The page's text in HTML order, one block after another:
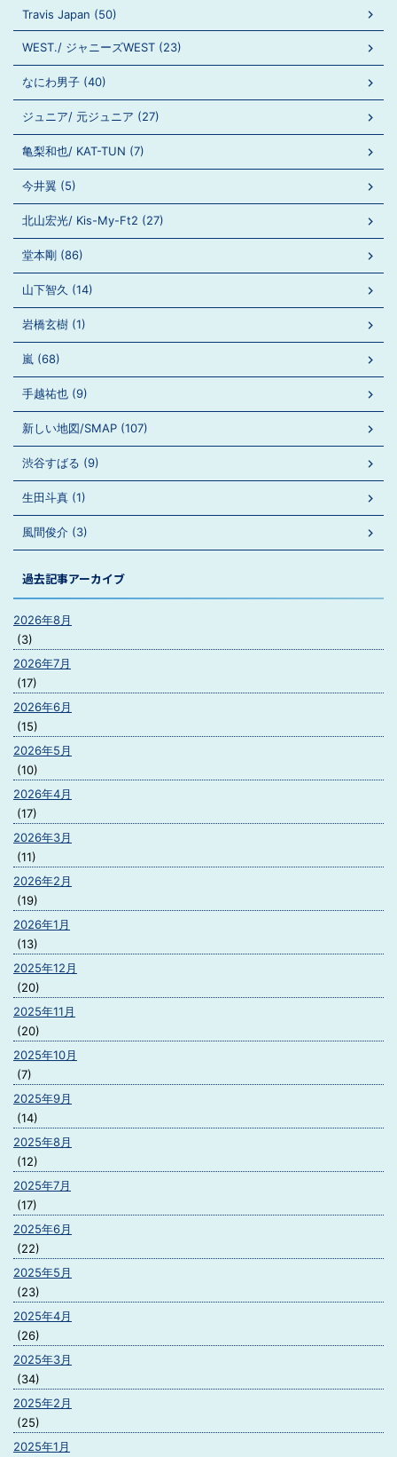
Travis Japan (50)
WEST./ ジャニーズWEST (23)
なにわ男子 (40)
ジュニア/ 元ジュニア (27)
亀梨和也/ KAT-TUN (7)
今井翼 (5)
北山宏光/ Kis-My-Ft2 (27)
堂本剛 (86)
山下智久 (14)
岩橋玄樹 (1)
嵐 (68)
手越祐也 (9)
新しい地図/SMAP (107)
渋谷すばる (9)
生田斗真 (1)
風間俊介 (3)
過去記事アーカイブ
2026年8月
(3)
2026年7月
(17)
2026年6月
(15)
2026年5月
(10)
2026年4月
(17)
2026年3月
(11)
2026年2月
(19)
2026年1月
(13)
2025年12月
(20)
2025年11月
(20)
2025年10月
(7)
2025年9月
(14)
2025年8月
(12)
2025年7月
(17)
2025年6月
(22)
2025年5月
(23)
2025年4月
(26)
2025年3月
(34)
2025年2月
(25)
2025年1月